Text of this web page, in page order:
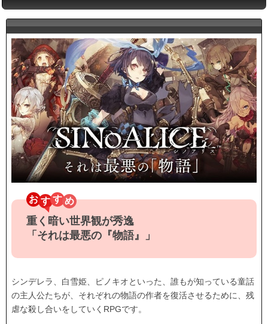
お す
重く暗い世界観が秀逸
「それは最悪の『物語』」
シンデレラ、白雪姫、ピノキオといった、誰もが知っている童話
の主人公たちが、それぞれの物語の作者を復活させるために、残
虐な殺し合いをしていくRPGです。